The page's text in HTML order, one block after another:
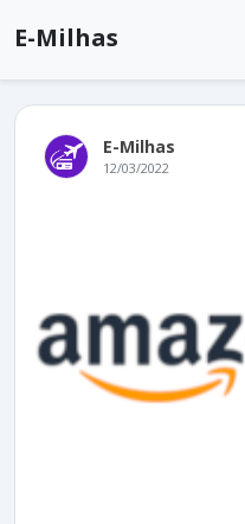
E-Milhas
E-Milhas
12/03/2022